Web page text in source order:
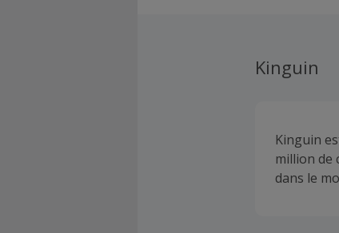
Kinguin
Kinguin
million de
dans le